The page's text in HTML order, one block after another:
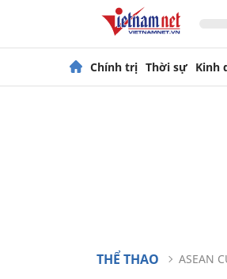
Chính trị Thời sự Kinh
THỂ THAO ASEAN